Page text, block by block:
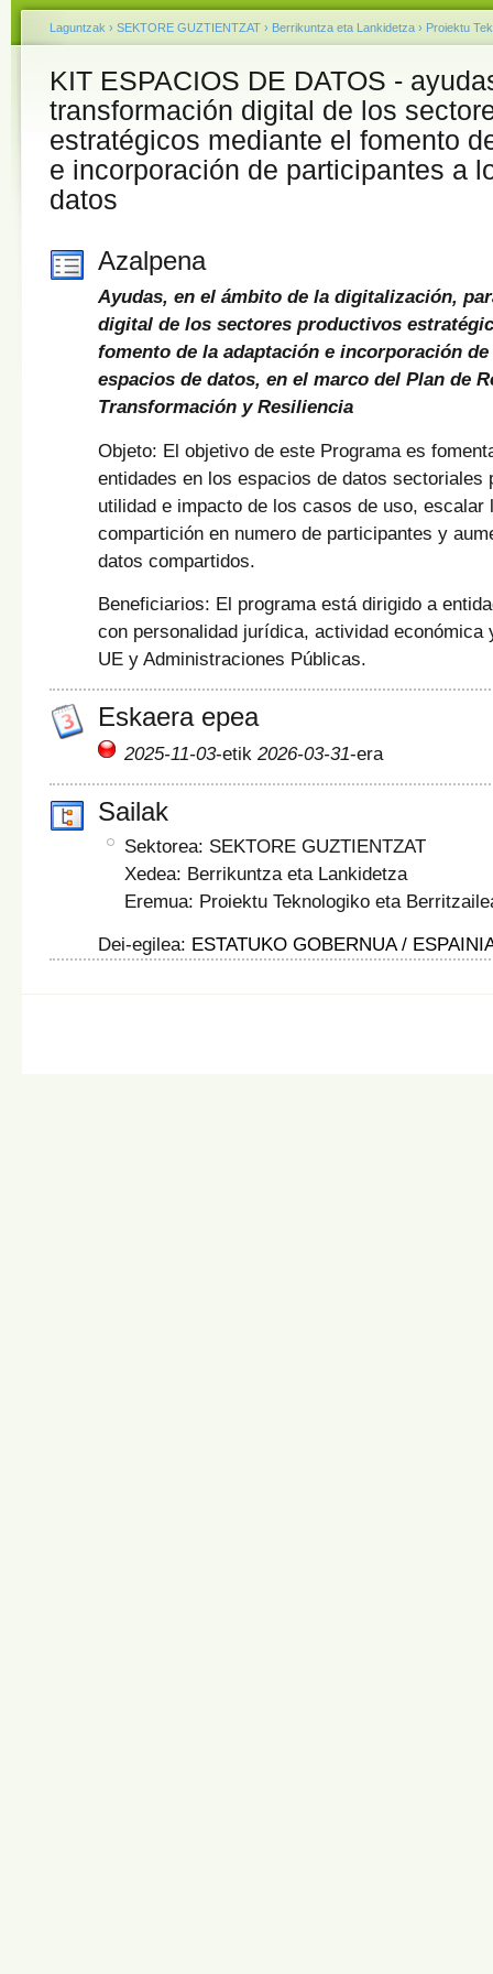
Laguntzak › SEKTORE GUZTIENTZAT › Berrikuntza eta Lankidetza › Proiektu
KIT ESPACIOS DE DATOS -
transformación digital de los
estratégicos mediante el fomento
e incorporación de participantes a
datos
Azalpena
Ayudas, en el ámbito de la digitalización,
digital de los sectores productivos
fomento de la adaptación e incorporación
espacios de datos, en el marco del Plan de
Transformación y Resiliencia
Objeto: El objetivo de este Programa es
entidades en los espacios de datos sectoriales
utilidad e impacto de los casos de uso, escalar
compartición en numero de participantes y
datos compartidos.
Beneficiarios: El programa está dirigido a
con personalidad jurídica, actividad económica
UE y Administraciones Públicas.
Eskaera epea
2025-11-03-etik 2026-03-31-era
Sailak
Sektorea: SEKTORE GUZTIENTZAT
Xedea: Berrikuntza eta Lankidetza
Eremua: Proiektu Teknologiko eta
Dei-egilea: ESTATUKO GOBERNUA /